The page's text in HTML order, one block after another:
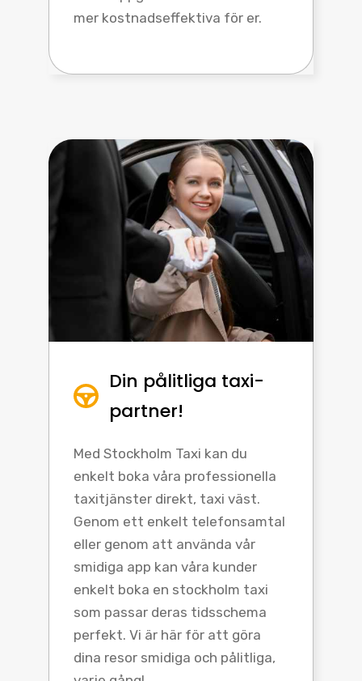
mer kostnadseffektiva för er.
Din pålitliga taxi-
partner!
Med Stockholm Taxi kan du
enkelt boka våra professionella
taxitjänster direkt, taxi väst.
Genom ett enkelt telefonsamtal
eller genom att använda vår
smidiga app kan våra kunder
enkelt boka en stockholm taxi
som passar deras tidsschema
perfekt. Vi är här för att göra
dina resor smidiga och pålitliga,